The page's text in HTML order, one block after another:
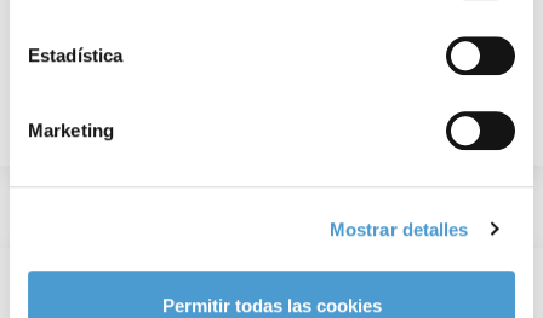
Estadística
Marketing
Mostrar detalles
Permitir todas las cookies